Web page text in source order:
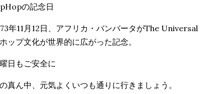
の記念日
年11月12日、アフリカ・バンバータがThe
ップ文化が世界的に広がった記念。
日もご安全に
真ん中、元気よくいつも通りに行きましょう。